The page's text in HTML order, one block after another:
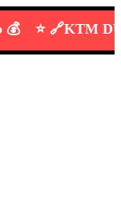
⭐️ 🔗 KTM DUKE